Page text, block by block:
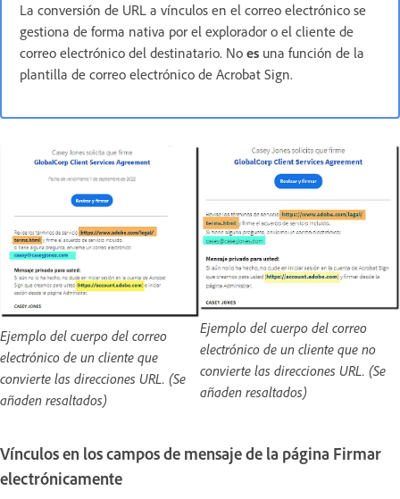
La conversión de URL a vínculos en el correo electrónico se
gestiona de forma nativa por el explorador o el cliente de
correo electrónico del destinatario. No es una función de la
plantilla de correo electrónico de Acrobat Sign.
Ejemplo del cuerpo del correo
electrónico de un cliente que
convierte las direcciones URL. (Se
añaden resaltados)
Ejemplo del cuerpo del correo
electrónico de un cliente que no
convierte las direcciones URL. (Se
añaden resaltados)
Vínculos en los campos de mensaje de la página Firmar
electrónicamente